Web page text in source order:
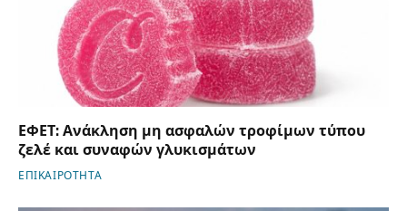
ΕΦΕΤ: Ανάκληση μη ασφαλών τροφίμων τύπου
ζελέ και συναφών γλυκισμάτων
ΕΠΙΚΑΙΡΟΤΗΤΑ